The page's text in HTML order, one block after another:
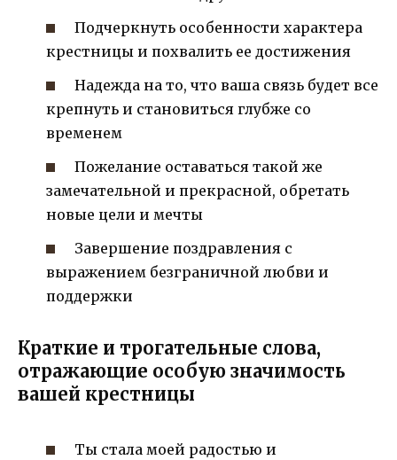
Подчеркнуть особенности характера
крестницы и похвалить ее достижения
Надежда на то, что ваша связь будет все
крепнуть и становиться глубже со
временем
Пожелание оставаться такой же
замечательной и прекрасной, обретать
новые цели и мечты
Завершение поздравления с
выражением безграничной любви и
поддержки
Краткие и трогательные слова,
отражающие особую значимость
вашей крестницы
Ты стала моей радостью и